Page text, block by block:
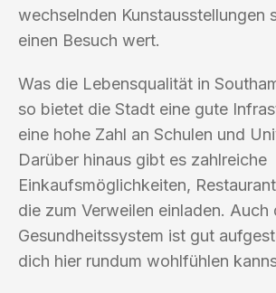
wechselnden Kunstausstellungen
einen Besuch wert.
Was die Lebensqualität in
so bietet die Stadt eine gute
eine hohe Zahl an Schulen und
Darüber hinaus gibt es zahlreiche
Einkaufsmöglichkeiten,
die zum Verweilen einladen. Auch
Gesundheitssystem ist gut
dich hier rundum wohlfühlen